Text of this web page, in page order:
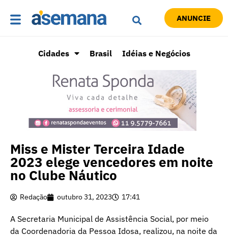
ANUNCIE
Cidades Brasil Idéias e Negócios
Miss e Mister Terceira Idade
2023 elege vencedores em noite
no Clube Náutico
Redação outubro 31, 2023 17:41
A Secretaria Municipal de Assistência Social, por meio
da Coordenadoria da Pessoa Idosa, realizou, na noite da